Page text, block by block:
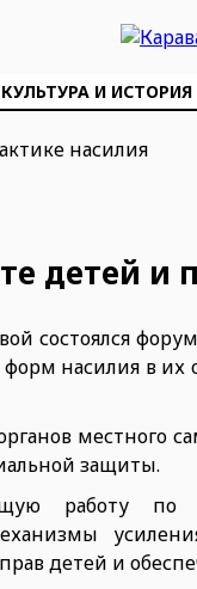
КУЛЬТУРА И ИСТОРИЯ
детей и
состоялся
насилия в
местного
защиты.
работу по
детей и